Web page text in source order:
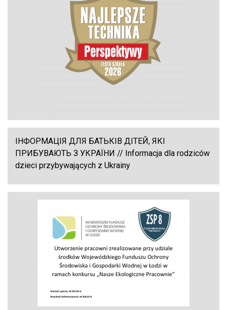
ІНФОРМАЦІЯ ДЛЯ БАТЬКІВ ДІТЕЙ, ЯКІ
ПРИБУВАЮТЬ З УКРАЇНИ // Informacja dla rodziców
dzieci przybywających z Ukrainy